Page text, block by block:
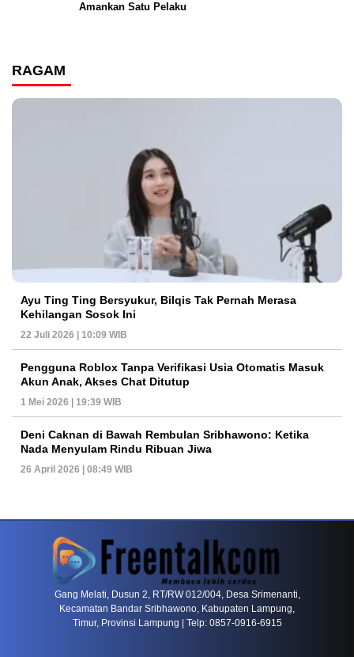
Amankan Satu Pelaku
RAGAM
Ayu Ting Ting Bersyukur, Bilqis Tak Pernah Merasa
Kehilangan Sosok Ini
22 Juli 2026 | 10:09 WIB
Pengguna Roblox Tanpa Verifikasi Usia Otomatis Masuk
Akun Anak, Akses Chat Ditutup
1 Mei 2026 | 19:39 WIB
Deni Caknan di Bawah Rembulan Sribhawono: Ketika
Nada Menyulam Rindu Ribuan Jiwa
26 April 2026 | 08:49 WIB
PETIR800 LOGIN PETIR800 Baccarat Dan Evolusi Game Meja Digital
Gang Melati, Dusun 2, RT/RW 012/004, Desa Srimenanti,
Kecamatan Bandar Sribhawono, Kabupaten Lampung,
Timur, Provinsi Lampung | Telp: 0857-0916-6915